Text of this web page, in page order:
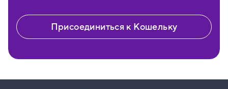
Присоединиться к Кошельку